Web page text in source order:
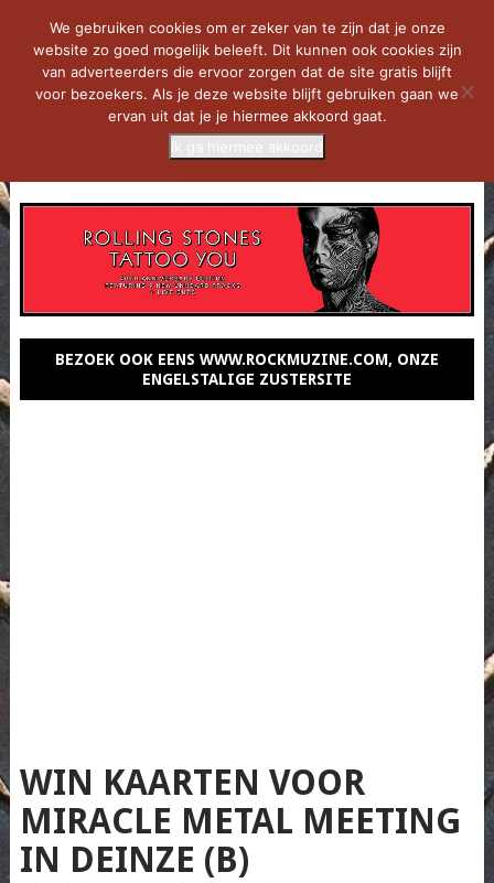
BEZOEK OOK EENS WWW.ROCKMUZINE.COM, ONZE
ENGELSTALIGE ZUSTERSITE
WIN KAARTEN VOOR
MIRACLE METAL MEETING
IN DEINZE (B)
We gebruiken cookies om er zeker van te zijn dat je onze
website zo goed mogelijk beleeft. Dit kunnen ook cookies zijn
van adverteerders die ervoor zorgen dat de site gratis blijft
voor bezoekers. Als je deze website blijft gebruiken gaan we
ervan uit dat je je hiermee akkoord gaat.
Ik ga hiermee akkoord